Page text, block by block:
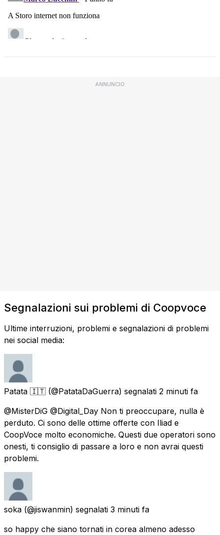
ANNUNCIO
Segnalazioni sui problemi di Coopvoce
Ultime interruzioni, problemi e segnalazioni di problemi
nei social media:
Patata 🇮🇹 (@PatataDaGuerra) segnalati 2 minuti fa
@MisterDiG @Digital_Day Non ti preoccupare, nulla è
perduto. Ci sono delle ottime offerte con Iliad e
CoopVoce molto economiche. Questi due operatori sono
onesti, ti consiglio di passare a loro e non avrai questi
problemi.
soka (@jiswanmin) segnalati 3 minuti fa
so happy che siano tornati in corea almeno adesso